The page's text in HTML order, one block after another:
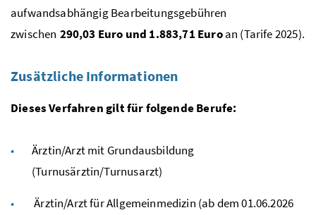
aufwandsabhängig Bearbeitungsgebühren
zwischen 290,03 Euro und 1.883,71 Euroan (Tarife 2025).
Zusätzliche Informationen
Dieses Verfahren gilt für folgende Berufe:
Ärztin/Arzt mit Grundausbildung
(Turnusärztin/Turnusarzt)
Ärztin/Arzt für Allgemeinmedizin (ab dem 01.06.2026